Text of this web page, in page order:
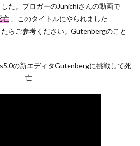
た。ブロガーのJunichiさんの動画で
亡 」このタイトルにやられました
たらご参考ください。Gutenbergのこと
の新エディタGutenbergに挑戦して死
亡